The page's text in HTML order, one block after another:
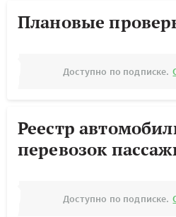
Плановые
Доступно по подписке.
Реестр
перевозок
Доступно по подписке.